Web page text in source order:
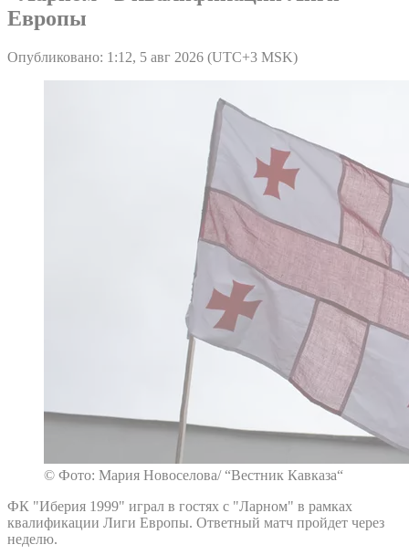
Европы
Опубликовано: 1:12, 5 авг 2026 (UTC+3 MSK)
© Фото: Мария Новоселова/ “Вестник Кавказа“
ФК "Иберия 1999" играл в гостях с "Ларном" в рамках
квалификации Лиги Европы. Ответный матч пройдет через
неделю.